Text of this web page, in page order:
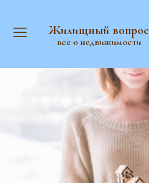
Жилищный вопрос
все о недвижимости